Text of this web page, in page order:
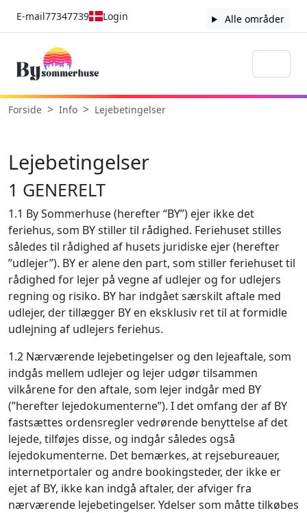
E-mail77347739 Login Alle områder
Forside Info Lejebetingelser
Lejebetingelser
1 GENERELT
1.1 By Sommerhuse (herefter “BY”) ejer ikke det
feriehus, som BY stiller til rådighed. Feriehuset stilles
således til rådighed af husets juridiske ejer (herefter
”udlejer”). BY er alene den part, som stiller feriehuset til
rådighed for lejer på vegne af udlejer og for udlejers
regning og risiko. BY har indgået særskilt aftale med
udlejer, der tillægger BY en eksklusiv ret til at formidle
udlejning af udlejers feriehus.
1.2 Nærværende lejebetingelser og den lejeaftale, som
indgås mellem udlejer og lejer udgør tilsammen
vilkårene for den aftale, som lejer indgår med BY
(”herefter lejedokumenterne”). I det omfang der af BY
fastsættes ordensregler vedrørende benyttelse af det
lejede, tilføjes disse, og indgår således også
lejedokumenterne. Det bemærkes, at rejsebureauer,
internetportaler og andre bookingsteder, der ikke er
ejet af BY, ikke kan indgå aftaler, der afviger fra
nærværende lejebetingelser. Ydelser som måtte tilkøbes